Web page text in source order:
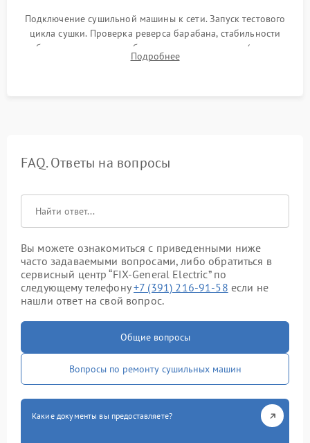
Подключение сушильной машины к сети. Запуск тестового
цикла сушки. Проверка реверса барабана, стабильности
набора температуры, работы дренажного насоса (откачка
конденсата) и отсутствия посторонних скрипов, стуков или
Подробнее
FAQ. Ответы на вопросы
Вы можете ознакомиться с приведенными ниже
часто задаваемыми вопросами, либо обратиться в
сервисный центр “FIX-General Electric” по
следующему телефону+7 (391) 216-91-58 если не
нашли ответ на свой вопрос.
Общие вопросы
Вопросы по ремонту сушильных машин
Какие документы вы предоставляете?